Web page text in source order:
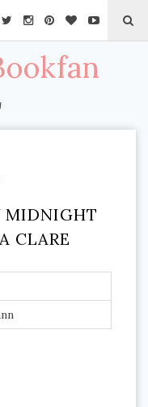
MIDNIGHT
CLARE